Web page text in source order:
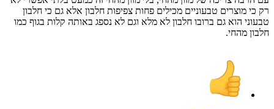
רק כי מוצרים טבעוניים מכילים פחות צפיפות חלבון אלא גם כי חלבון
טבעוני הוא גם ברובו חלבון לא מלא וגם לא נספג באותה קלות בגוף כמו
חלבון מהחי.